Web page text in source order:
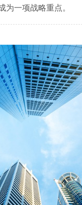
为一项战略重点。
方案 自动